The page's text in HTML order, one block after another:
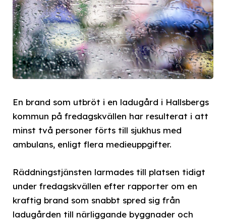
En brand som utbröt i en ladugård i Hallsbergs
kommun på fredagskvällen har resulterat i att
minst två personer förts till sjukhus med
ambulans, enligt flera medieuppgifter.
Räddningstjänsten larmades till platsen tidigt
under fredagskvällen efter rapporter om en
kraftig brand som snabbt spred sig från
ladugården till närliggande byggnader och